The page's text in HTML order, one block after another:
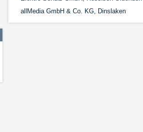
allMedia GmbH & Co. KG, Dinslaken